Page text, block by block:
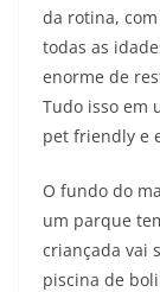
da rotina,
todas as
enorme de
Tudo isso em
pet friendly e
O fundo do
um parque
criançada vai
piscina de